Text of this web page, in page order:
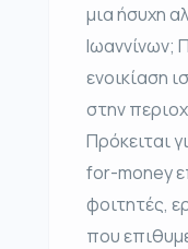
μια ήσυχη
Ιωαννίνων;
ενοικίαση
στην
Πρόκειται
for-money
φοιτητές,
που